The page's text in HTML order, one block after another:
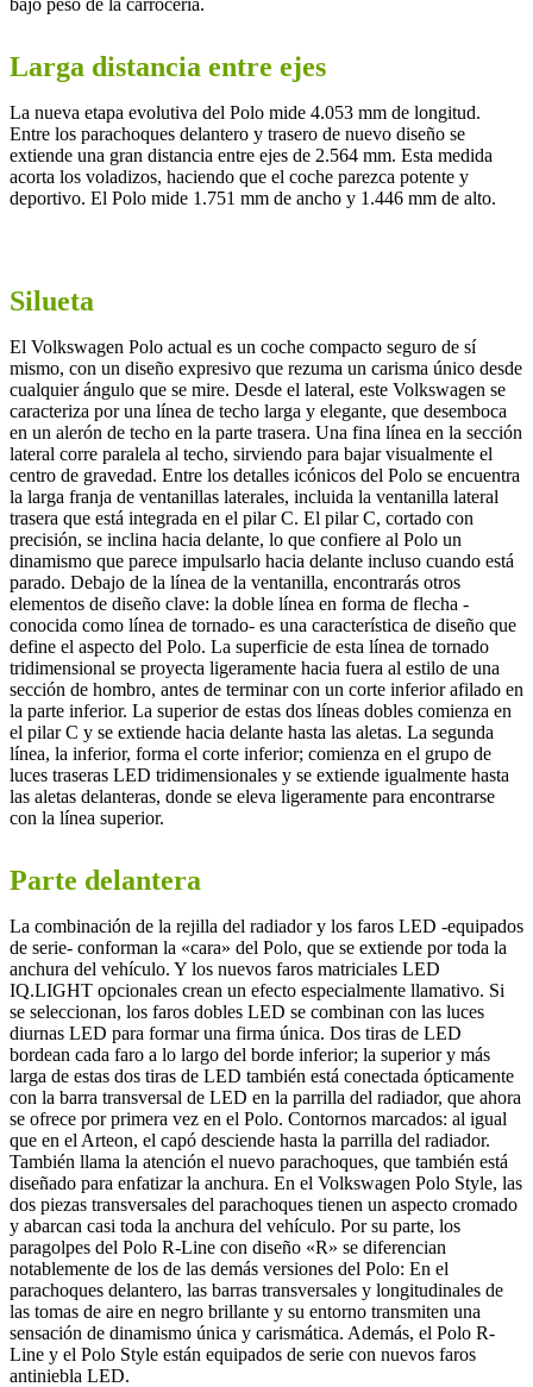
Larga distancia entre ejes
La nueva etapa evolutiva del Polo mide 4.053 mm de longitud.
Entre los parachoques delantero y trasero de nuevo diseño se
extiende una gran distancia entre ejes de 2.564 mm. Esta medida
acorta los voladizos, haciendo que el coche parezca potente y
deportivo. El Polo mide 1.751 mm de ancho y 1.446 mm de alto.
Silueta
El Volkswagen Polo actual es un coche compacto seguro de sí
mismo, con un diseño expresivo que rezuma un carisma único desde
cualquier ángulo que se mire. Desde el lateral, este Volkswagen se
caracteriza por una línea de techo larga y elegante, que desemboca
en un alerón de techo en la parte trasera. Una fina línea en la sección
lateral corre paralela al techo, sirviendo para bajar visualmente el
centro de gravedad. Entre los detalles icónicos del Polo se encuentra
la larga franja de ventanillas laterales, incluida la ventanilla lateral
trasera que está integrada en el pilar C. El pilar C, cortado con
precisión, se inclina hacia delante, lo que confiere al Polo un
dinamismo que parece impulsarlo hacia delante incluso cuando está
parado. Debajo de la línea de la ventanilla, encontrarás otros
elementos de diseño clave: la doble línea en forma de flecha -
conocida como línea de tornado- es una característica de diseño que
define el aspecto del Polo. La superficie de esta línea de tornado
tridimensional se proyecta ligeramente hacia fuera al estilo de una
sección de hombro, antes de terminar con un corte inferior afilado en
la parte inferior. La superior de estas dos líneas dobles comienza en
el pilar C y se extiende hacia delante hasta las aletas. La segunda
línea, la inferior, forma el corte inferior; comienza en el grupo de
luces traseras LED tridimensionales y se extiende igualmente hasta
las aletas delanteras, donde se eleva ligeramente para encontrarse
con la línea superior.
Parte delantera
La combinación de la rejilla del radiador y los faros LED -equipados
de serie- conforman la «cara» del Polo, que se extiende por toda la
anchura del vehículo. Y los nuevos faros matriciales LED
IQ.LIGHT opcionales crean un efecto especialmente llamativo. Si
se seleccionan, los faros dobles LED se combinan con las luces
diurnas LED para formar una firma única. Dos tiras de LED
bordean cada faro a lo largo del borde inferior; la superior y más
larga de estas dos tiras de LED también está conectada ópticamente
con la barra transversal de LED en la parrilla del radiador, que ahora
se ofrece por primera vez en el Polo. Contornos marcados: al igual
que en el Arteon, el capó desciende hasta la parrilla del radiador.
También llama la atención el nuevo parachoques, que también está
diseñado para enfatizar la anchura. En el Volkswagen Polo Style, las
dos piezas transversales del parachoques tienen un aspecto cromado
y abarcan casi toda la anchura del vehículo. Por su parte, los
paragolpes del Polo R-Line con diseño «R» se diferencian
notablemente de los de las demás versiones del Polo: En el
parachoques delantero, las barras transversales y longitudinales de
las tomas de aire en negro brillante y su entorno transmiten una
sensación de dinamismo única y carismática. Además, el Polo R-
Line y el Polo Style están equipados de serie con nuevos faros
antiniebla LED.